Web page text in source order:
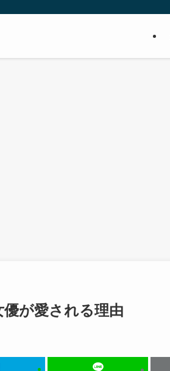
が愛される理由